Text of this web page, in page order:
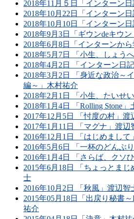
2018年11月５日「インターン
2018年10月22日「インターン
2018年10月10日「インターン
2018年9月3日「ギウンdeキウ
2018年6月8日「インターンか
2018年5月7日 「小生、しょう
2018年4月2日 「インターン日
2018年3月2日 「身近な政治～
編～」木村祐介
2018年2月1日 「小生、たいせ
2018年1月4日 「Rolling Stone」
2017年12月5日 「忖度の村」渡
2017年1月11日 「マグナ」渡辺
2016年12月1日 「はじめまして
2016年5月6日 「一杯のどんぶ
2016年1月4日 「さらば、クソ
2015年6月18日 「ちょっとま
士
2016年10月2日 「秋風」渡辺智
2015年05月18日「出戻り秘書～
祐介